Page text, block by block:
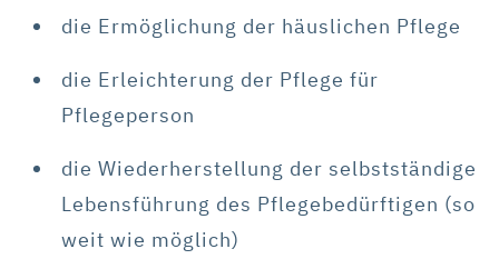
die Ermöglichung der häuslichen Pflege
die Erleichterung der Pflege für
Pflegeperson
die Wiederherstellung der selbstständige
Lebensführung des Pflegebedürftigen (so
weit wie möglich)